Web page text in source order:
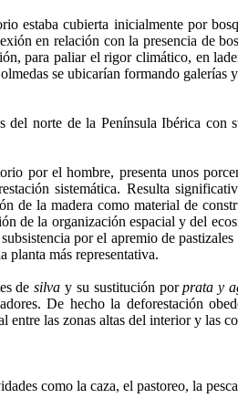
estaba cubierta inicialmente por
en relación con la presencia de
para paliar el rigor climático, en
se ubicarían formando
norte de la Península Ibérica con
por el hombre, presenta unos
sistemática. Resulta
de la madera como material de
de la organización espacial y del
por el apremio de
planta más representativa.
desilva y su sustitución porprata y
De hecho la deforestación
las zonas altas del interior y las
como la caza, el pastoreo, la